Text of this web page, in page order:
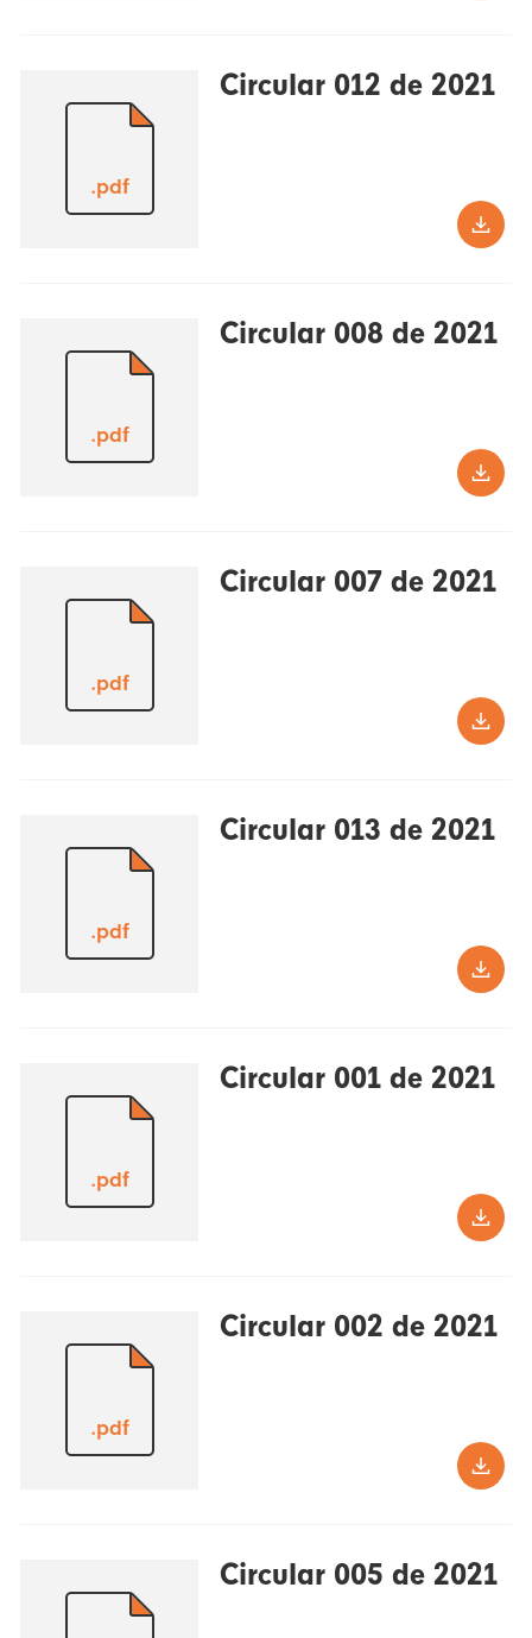
.pdf
Circular 012 de 2021
.pdf
Circular 008 de 2021
.pdf
Circular 007 de 2021
.pdf
Circular 013 de 2021
.pdf
Circular 001 de 2021
.pdf
Circular 002 de 2021
Circular 005 de 2021